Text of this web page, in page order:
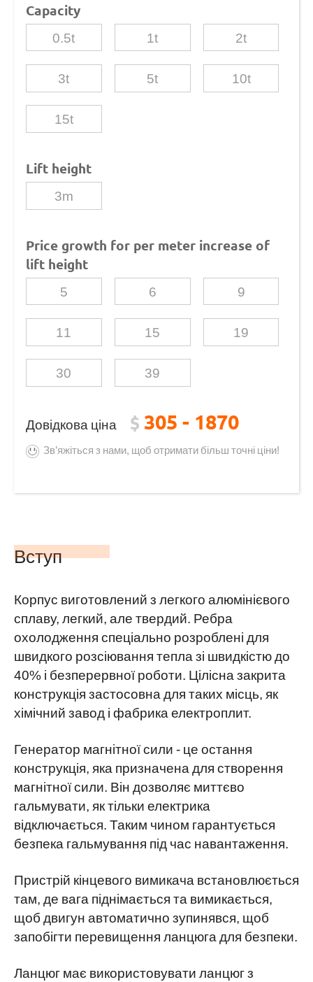
Capacity
0.5t 1t 2t
3t 5t 10t
15t
Lift height
3m
Price growth for per meter increase of
lift height
5 6 9
11 15 19
30 39
Довідкова ціна $ 305 - 1870
Зв’яжіться з нами, щоб отримати більш точні ціни!
Вступ
Корпус виготовлений з легкого алюмінієвого
сплаву, легкий, але твердий. Ребра
охолодження спеціально розроблені для
швидкого розсіювання тепла зі швидкістю до
40% і безперервної роботи. Цілісна закрита
конструкція застосовна для таких місць, як
хімічний завод і фабрика електроплит.
Генератор магнітної сили - це остання
конструкція, яка призначена для створення
магнітної сили. Він дозволяє миттєво
гальмувати, як тільки електрика
відключається. Таким чином гарантується
безпека гальмування під час навантаження.
Пристрій кінцевого вимикача встановлюється
там, де вага піднімається та вимикається,
щоб двигун автоматично зупинявся, щоб
запобігти перевищення ланцюга для безпеки.
Ланцюг має використовувати ланцюг з